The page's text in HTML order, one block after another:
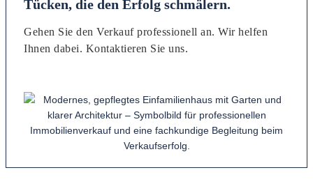
Tücken, die den Erfolg schmälern.
Gehen Sie den Verkauf professionell an. Wir helfen
Ihnen dabei. Kontaktieren Sie uns.